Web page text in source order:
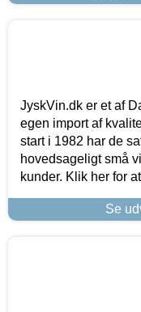
JyskVin.dk er et af
egen import af
start i 1982 har de
hovedsageligt små
kunder. Klik her for
Se